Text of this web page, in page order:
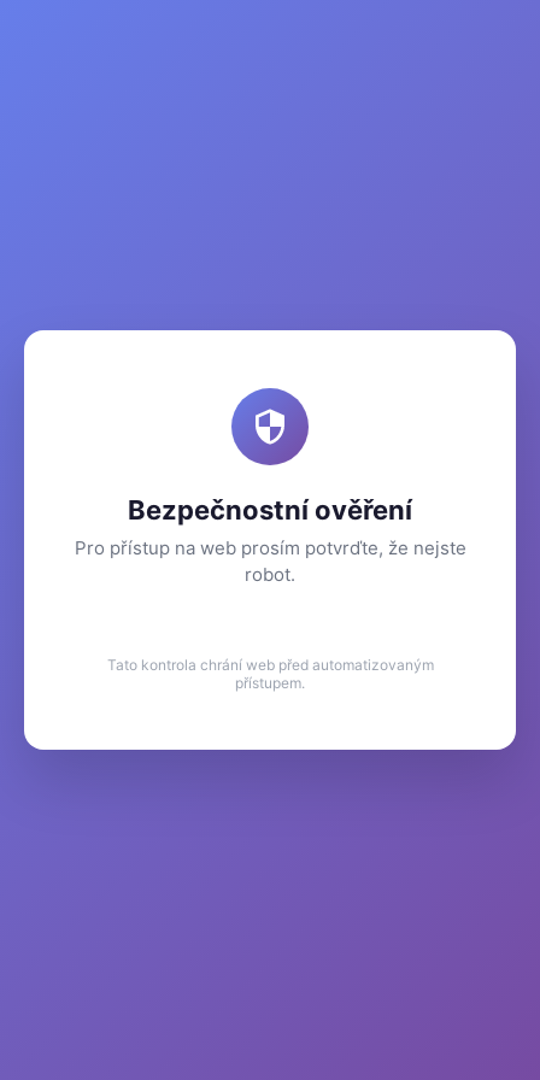
Bezpečnostní ověření
Pro přístup na web prosím potvrďte, že nejste
robot.
Tato kontrola chrání web před automatizovaným
přístupem.